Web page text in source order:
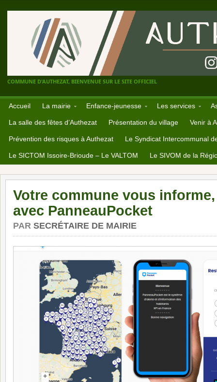
COMMUNE D'AUTHEZAT, BIENVENUE SUR LE SITE OFFICIEL
Accueil La mairie Enfance-jeunesse Les services
La salle des fêtes d’Authezat Présentation du village Venir à
Prévention des risques à Authezat Le Syndicat Intercommunal
Le SICTOM Issoire-Brioude – Le VALTOM Le SIVOM de la
Votre commune vous
avec PanneauPocket
PAR SECRÉTAIRE DE MAIRIE